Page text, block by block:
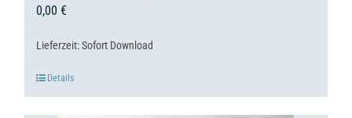
0,00 €
Lieferzeit:Sofort Download
Details